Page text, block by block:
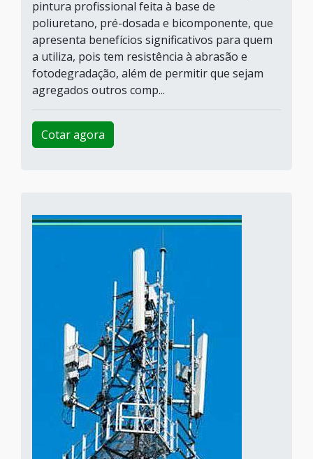
pintura profissional feita à base de
poliuretano, pré-dosada e bicomponente, que
apresenta benefícios significativos para quem
a utiliza, pois tem resistência à abrasão e
fotodegradação, além de permitir que sejam
agregados outros comp...
Cotar agora